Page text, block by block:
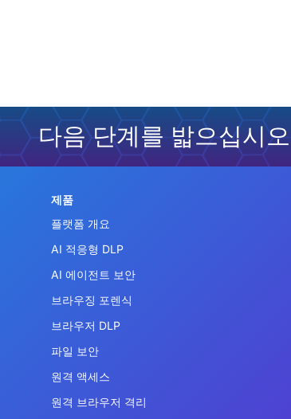
다음 단계를 밟으십시오
제품
플랫폼 개요
AI 적응형 DLP
AI 에이전트 보안
브라우징 포렌식
브라우저 DLP
파일 보안
원격 액세스
원격 브라우저 격리